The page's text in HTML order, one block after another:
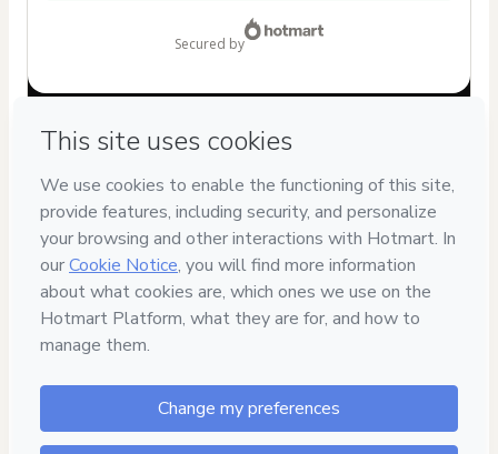
secured by
If you need to submit a request to our support team, please
provide the code below:
CKTID-K74476441Rmbxzx4vk1-1786011663406-4205
Was your information autofill in? Click here to learn more
By clicking 'Buy Now' I declare that I (i) understand that
Ensina and has no responsibility for the content and/or
control over it; (ii) agree to Hotmart’s
authorized and accompanied by a legal guardian.
Learn more about your purchasehere.
Hotmart ©2026- All rights reserved